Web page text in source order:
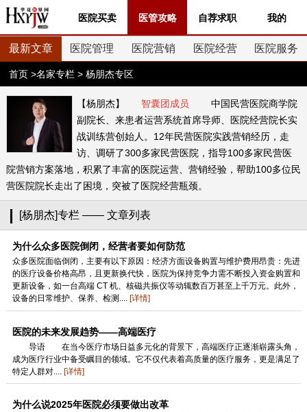
医院买卖 医管攻略 自荐求职 我的
最新文章 医院管理 医院营销 医院经营 医院服务
首页 >名家专栏 > 杨朋杰专区
【杨朋杰】 智囊团成员 中国民营医院商学院
副院长、来患者运营系统首席导师、医院经营院长实
战训练营创始人。12年民营医院实践营销经历，走
访、调研了300多家民营医院，指导100多家民营医
院营销方案落地，积累了丰富的医院运营、营销经验，帮助100多位民
营医院院长走出了困境，突被了医院经营瓶颈。
[杨朋杰]专栏 —— 文章列表
为什么众多医院倒闭，经营者要如何防范
众多医院面临倒闭，主要有以下原因：经济方面设备购置与维护费用昂贵：先进
的医疗设备价格高昂，且更新换代快，医院为保持竞争力需不断投入资金购置和
更新设备，如一台高端 CT 机、核磁共振仪等动辄数百万甚至上千万元。此外，
设备的日常维护、保养、检测.... [详情]
医院的未来发展趋势——高端医疗
导语 在当今医疗市场日益多元化的背景下，高端医疗正逐渐崭露头角，
成为医疗行业中备受瞩目的领域。它不仅代表着高质量的医疗服务，更是满足了
特定人群对.... [详情]
为什么说2025年医院必须要做出改革